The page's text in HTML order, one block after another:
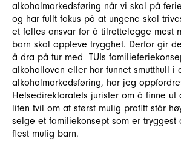
alkoholmarkedsføring når vi skal på
og har fullt fokus på at ungene skal
et felles ansvar for å tilrettelegge mest
barn skal oppleve trygghet. Derfor gir
å dra på tur med TUIs
alkoholloven eller har funnet smutthull i
alkoholmarkedsføring, har jeg
Helsedirektoratets jurister om å finne ut
liten tvil om at størst mulig profitt står
selge et familiekonsept som er tryggest
flest mulig barn.